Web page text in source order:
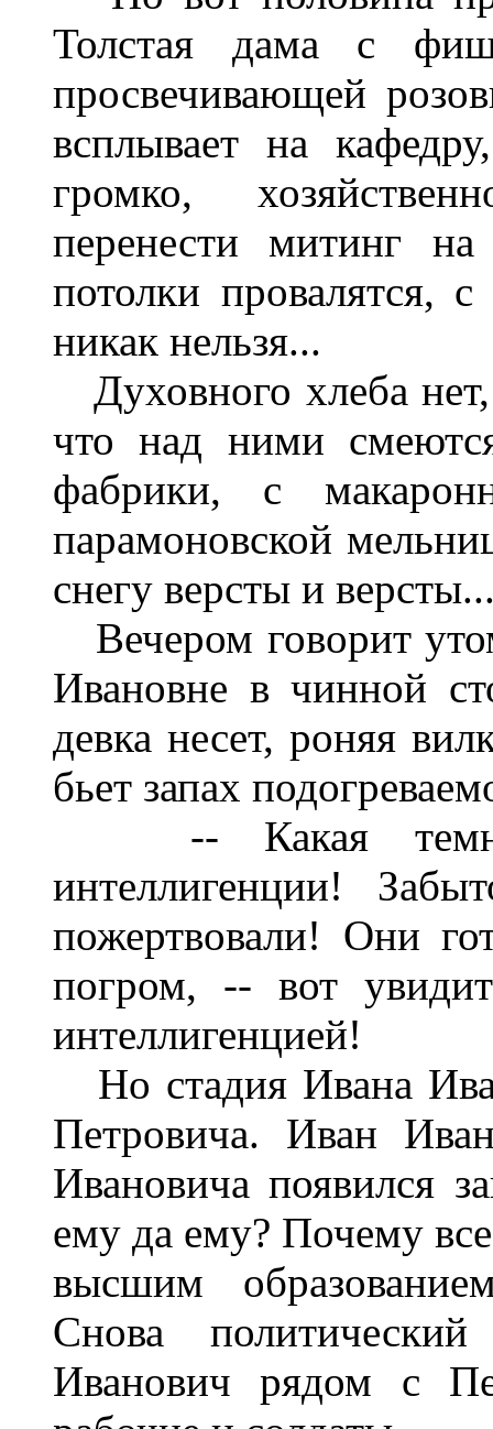
Толстая дама с
просвечивающей
всплывает на
громко,
перенести митинг на
потолки провалятся,
никак нельзя...
Духовного хлеба
что над ними
фабрики, с
парамоновской
снегу версты и
Вечером говорит
Ивановне в чинной
девка несет, роняя
бьет запах
-- Какая
интеллигенции!
пожертвовали! Они
погром, -- вот
интеллигенцией!
Но стадия Ивана
Петровича. Иван
Ивановича появился
ему да ему? Почему
высшим
Снова
Иванович рядом с